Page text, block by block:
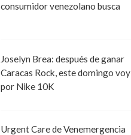
consumidor venezolano busca
Joselyn Brea: después de ganar
Caracas Rock, este domingo voy
por Nike 10K
Urgent Care de Venemergencia